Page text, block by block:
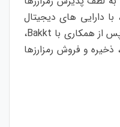
دارایی های دیجیتال
عملیات پرداخت را انجام دهند. پس از همکاری با Bakkt،
ذخیره و فروش رمزارزها